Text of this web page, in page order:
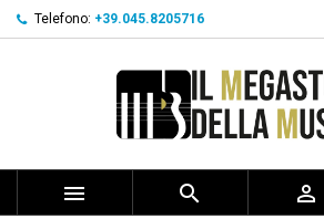
Telefono: +39.045.8205716
  